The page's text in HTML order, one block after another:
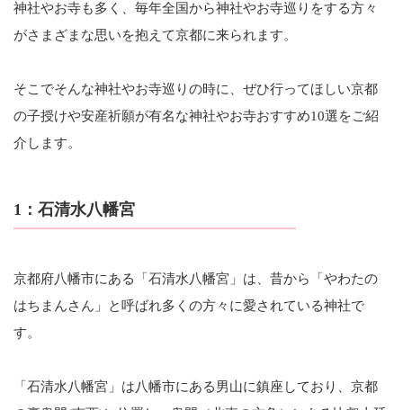
神社やお寺も多く、毎年全国から神社やお寺巡りをする方々
がさまざまな思いを抱えて京都に来られます。
そこでそんな神社やお寺巡りの時に、ぜひ行ってほしい京都
の子授けや安産祈願が有名な神社やお寺おすすめ10選をご紹
介します。
1：石清水八幡宮
京都府八幡市にある「石清水八幡宮」は、昔から「やわたの
はちまんさん」と呼ばれ多くの方々に愛されている神社で
す。
「石清水八幡宮」は八幡市にある男山に鎮座しており、京都